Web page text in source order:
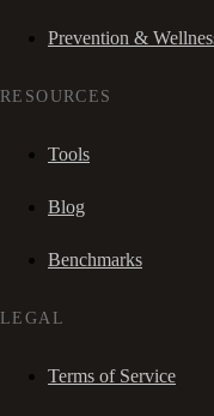
Prevention &
RESOURCES
Tools
Blog
Benchmarks
LEGAL
Terms of Service